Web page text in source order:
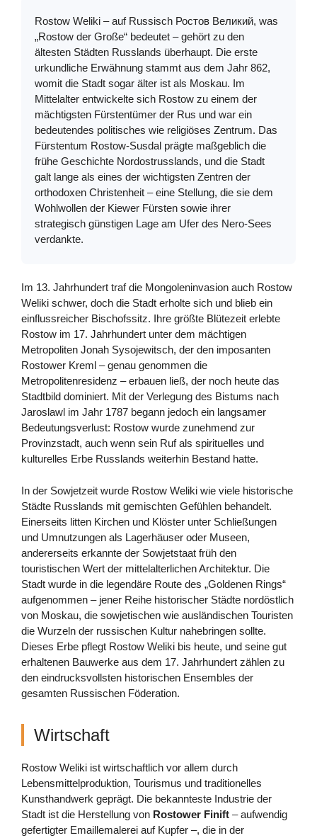
Rostow Weliki – auf Russisch Ростов Великий, was
„Rostow der Große“ bedeutet – gehört zu den
ältesten Städten Russlands überhaupt. Die erste
urkundliche Erwähnung stammt aus dem Jahr 862,
womit die Stadt sogar älter ist als Moskau. Im
Mittelalter entwickelte sich Rostow zu einem der
mächtigsten Fürstentümer der Rus und war ein
bedeutendes politisches wie religiöses Zentrum. Das
Fürstentum Rostow-Susdal prägte maßgeblich die
frühe Geschichte Nordostrusslands, und die Stadt
galt lange als eines der wichtigsten Zentren der
orthodoxen Christenheit – eine Stellung, die sie dem
Wohlwollen der Kiewer Fürsten sowie ihrer
strategisch günstigen Lage am Ufer des Nero-Sees
verdankte.
Im 13. Jahrhundert traf die Mongoleninvasion auch Rostow
Weliki schwer, doch die Stadt erholte sich und blieb ein
einflussreicher Bischofssitz. Ihre größte Blütezeit erlebte
Rostow im 17. Jahrhundert unter dem mächtigen
Metropoliten Jonah Sysojewitsch, der den imposanten
Rostower Kreml – genau genommen die
Metropolitenresidenz – erbauen ließ, der noch heute das
Stadtbild dominiert. Mit der Verlegung des Bistums nach
Jaroslawl im Jahr 1787 begann jedoch ein langsamer
Bedeutungsverlust: Rostow wurde zunehmend zur
Provinzstadt, auch wenn sein Ruf als spirituelles und
kulturelles Erbe Russlands weiterhin Bestand hatte.
In der Sowjetzeit wurde Rostow Weliki wie viele historische
Städte Russlands mit gemischten Gefühlen behandelt.
Einerseits litten Kirchen und Klöster unter Schließungen
und Umnutzungen als Lagerhäuser oder Museen,
andererseits erkannte der Sowjetstaat früh den
touristischen Wert der mittelalterlichen Architektur. Die
Stadt wurde in die legendäre Route des „Goldenen Rings“
aufgenommen – jener Reihe historischer Städte nordöstlich
von Moskau, die sowjetischen wie ausländischen Touristen
die Wurzeln der russischen Kultur nahebringen sollte.
Dieses Erbe pflegt Rostow Weliki bis heute, und seine gut
erhaltenen Bauwerke aus dem 17. Jahrhundert zählen zu
den eindrucksvollsten historischen Ensembles der
gesamten Russischen Föderation.
Wirtschaft
Rostow Weliki ist wirtschaftlich vor allem durch
Lebensmittelproduktion, Tourismus und traditionelles
Kunsthandwerk geprägt. Die bekannteste Industrie der
Stadt ist die Herstellung von Rostower Finift – aufwendig
gefertigter Emaillemalerei auf Kupfer –, die in der